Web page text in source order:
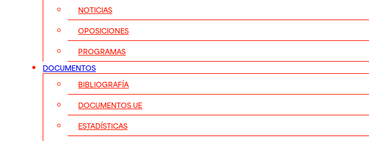
NOTICIAS
OPOSICIONES
PROGRAMAS
DOCUMENTOS
BIBLIOGRAFÍA
DOCUMENTOS UE
ESTADÍSTICAS